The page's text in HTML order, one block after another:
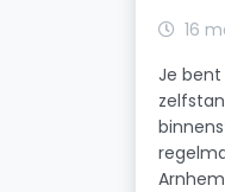
16
Je bent